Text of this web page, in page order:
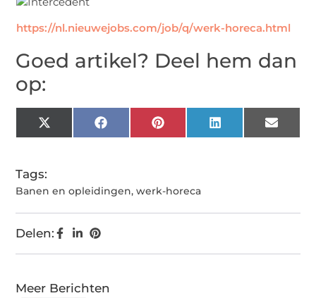
https://nl.nieuwejobs.com/job/q/werk-horeca.html
Goed artikel? Deel hem dan
op:
X
(Twitter)
FacebookPinterestLinkedIn Email
Tags:
Banen en opleidingen,werk-horeca
Delen:
Meer Berichten